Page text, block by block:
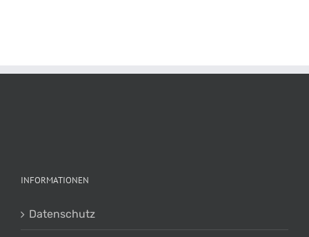
INFORMATIONEN
Datenschutz